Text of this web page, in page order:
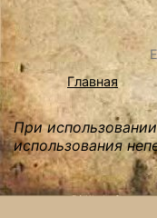
Главная
При
использования